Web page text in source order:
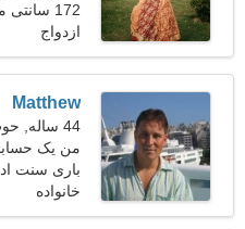
26-36
کیلوگرم (112 پوند)
ازدواج
Matthew
44 ساله, حوت
من یک
دنبال خانم
باری سنت
خانواده